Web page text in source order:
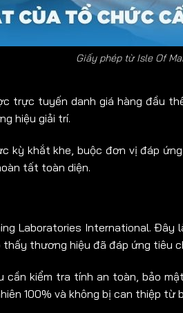
Giấy phép từ Isle Of
trực tuyến danh giá hàng đầu
hiệu giải trí.
kỳ khắt khe, buộc đơn vị đáp
tất toàn diện.
Laboratories International.
thương hiệu đã đáp ứng tiêu
kiểm tra tính an toàn, bảo
100% và không bị can thiệp từ